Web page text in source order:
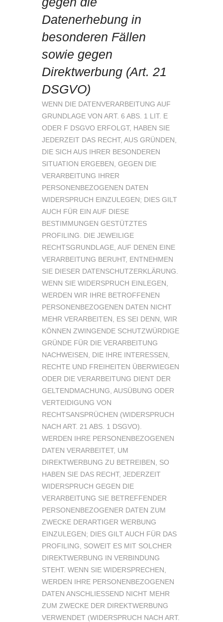
Datenerhebung in
besonderen Fällen
sowie gegen
Direktwerbung (Art. 21
DSGVO)
WENN DIE DATENVERARBEITUNG AUF
GRUNDLAGE VON ART. 6 ABS. 1 LIT. E
ODER F DSGVO ERFOLGT, HABEN SIE
JEDERZEIT DAS RECHT, AUS GRÜNDEN,
DIE SICH AUS IHRER BESONDEREN
SITUATION ERGEBEN, GEGEN DIE
VERARBEITUNG IHRER
PERSONENBEZOGENEN DATEN
WIDERSPRUCH EINZULEGEN; DIES GILT
AUCH FÜR EIN AUF DIESE
BESTIMMUNGEN GESTÜTZTES
PROFILING. DIE JEWEILIGE
RECHTSGRUNDLAGE, AUF DENEN EINE
VERARBEITUNG BERUHT, ENTNEHMEN
SIE DIESER DATENSCHUTZERKLÄRUNG.
WENN SIE WIDERSPRUCH EINLEGEN,
WERDEN WIR IHRE BETROFFENEN
PERSONENBEZOGENEN DATEN NICHT
MEHR VERARBEITEN, ES SEI DENN, WIR
KÖNNEN ZWINGENDE SCHUTZWÜRDIGE
GRÜNDE FÜR DIE VERARBEITUNG
NACHWEISEN, DIE IHRE INTERESSEN,
RECHTE UND FREIHEITEN ÜBERWIEGEN
ODER DIE VERARBEITUNG DIENT DER
GELTENDMACHUNG, AUSÜBUNG ODER
VERTEIDIGUNG VON
RECHTSANSPRÜCHEN (WIDERSPRUCH
NACH ART. 21 ABS. 1 DSGVO).
WERDEN IHRE PERSONENBEZOGENEN
DATEN VERARBEITET, UM
DIREKTWERBUNG ZU BETREIBEN, SO
HABEN SIE DAS RECHT, JEDERZEIT
WIDERSPRUCH GEGEN DIE
VERARBEITUNG SIE BETREFFENDER
PERSONENBEZOGENER DATEN ZUM
ZWECKE DERARTIGER WERBUNG
EINZULEGEN; DIES GILT AUCH FÜR DAS
PROFILING, SOWEIT ES MIT SOLCHER
DIREKTWERBUNG IN VERBINDUNG
STEHT. WENN SIE WIDERSPRECHEN,
WERDEN IHRE PERSONENBEZOGENEN
DATEN ANSCHLIESSEND NICHT MEHR
ZUM ZWECKE DER DIREKTWERBUNG
VERWENDET (WIDERSPRUCH NACH ART.